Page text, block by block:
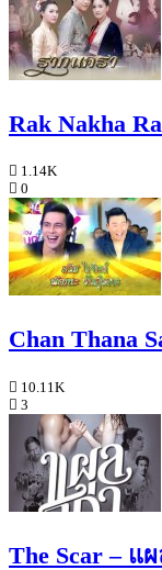
Rak Nakha
1.14K
0
Chan Thana
10.11K
3
The Scar – แ